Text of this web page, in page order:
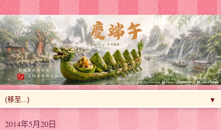
▼
2014年5月20日